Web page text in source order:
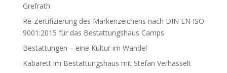
Grefrath
Re-Zertifizierung des Markenzeichens nach DIN EN ISO
9001:2015 für das Bestattungshaus Camps
Bestattungen – eine Kultur im Wandel
Kabarett im Bestattungshaus mit Stefan Verhasselt